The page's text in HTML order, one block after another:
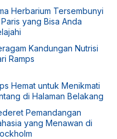
Herbarium Tersembunyi
yang Bisa Anda
Kandungan Nutrisi
Ramps
Hemat untuk Menikmati
di Halaman Belakang
Pemandangan
yang Menawan di